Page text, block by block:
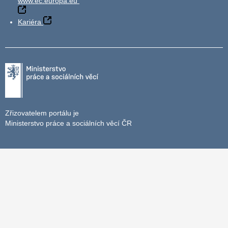
Kariéra
Zřizovatelem portálu je
Ministerstvo práce a sociálních věcí ČR